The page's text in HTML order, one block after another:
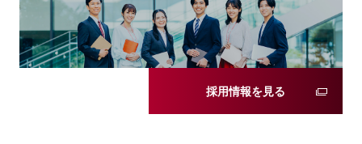
採用情報を見る